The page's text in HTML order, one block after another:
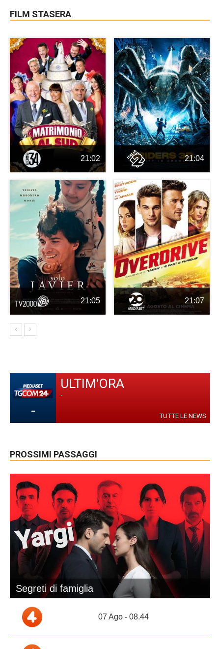
FILM STASERA
21:02 21:04
21:05 21:07
-
ULTIM'ORA
-
TUTTE LE NEWS
PROSSIMI PASSAGGI
Segreti di famiglia
07 Ago - 08.44